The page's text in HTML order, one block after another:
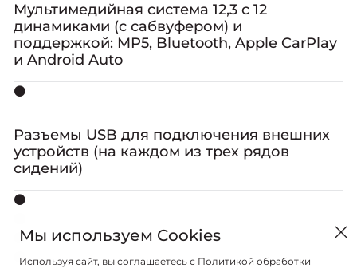
Мультимедийная система 12,3 с 12
динамиками (с сабвуфером) и
поддержкой: MP5, Bluetooth, Apple CarPlay
и Android Auto
⚫
Разъемы USB для подключения внешних
устройств (на каждом из трех рядов
сидений)
⚫
⚫
⚫
Мы используем Cookies
Используя сайт, вы соглашаетесь с Политикой обработки